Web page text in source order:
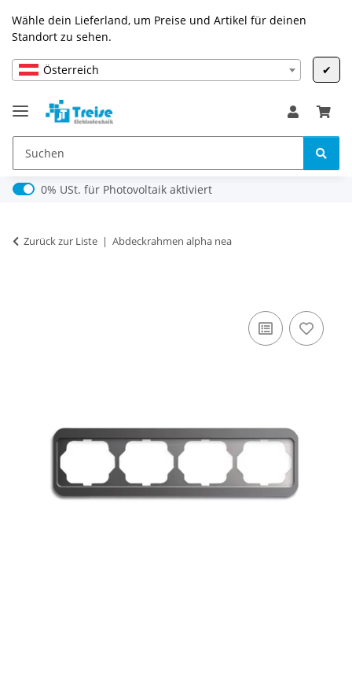
Wähle dein Lieferland, um Preise und Artikel für deinen
Standort zu sehen.
Österreich ✔
0% USt. für Photovoltaik (§ 12 Abs. 3 UStG)
0% USt. für Photovoltaik aktiviert
Zurück zur Liste Abdeckrahmen alpha nea